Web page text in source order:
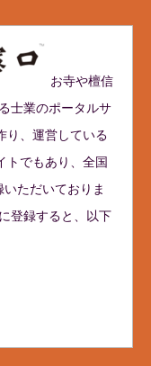
お寺や檀信
士業のポータルサ
り、運営している
トでもあり、全国
ただいておりま
登録すると、以下